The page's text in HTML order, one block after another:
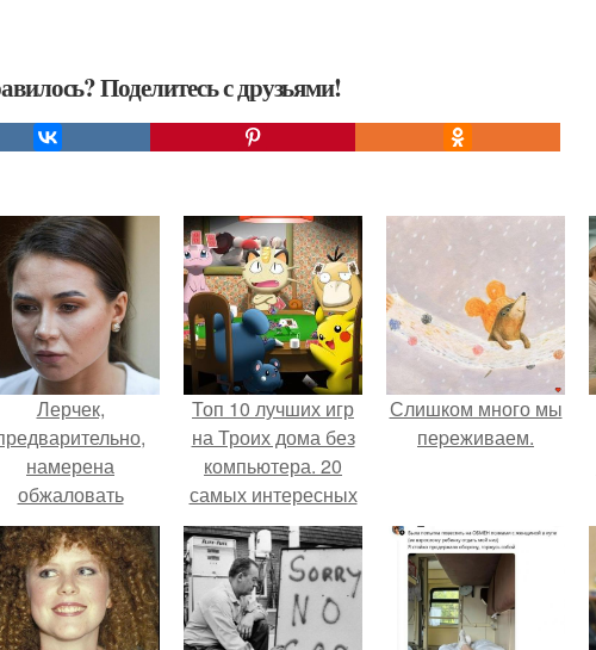
Поделитесь с друзьями!
Лерчек,
намерена
обжаловать
приговор.
Топ 10 лучших игр
на Троих дома без
компьютера. 20
самых интересных
игр для компании
Слишком много мы
пеpеживаем.